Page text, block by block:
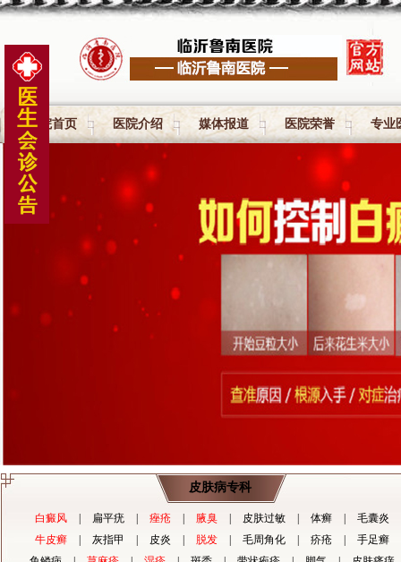
医院首页 医院介绍 媒体报道 医院荣誉 专业
皮肤病专科
白癜风 扁平疣 痤疮 腋臭 皮肤过敏 体癣
毛囊炎
牛皮癣
灰指甲 皮炎 脱发 毛周角化 疥疮
手足癣